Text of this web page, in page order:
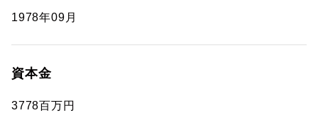
1978年09月
資本金
3778百万円